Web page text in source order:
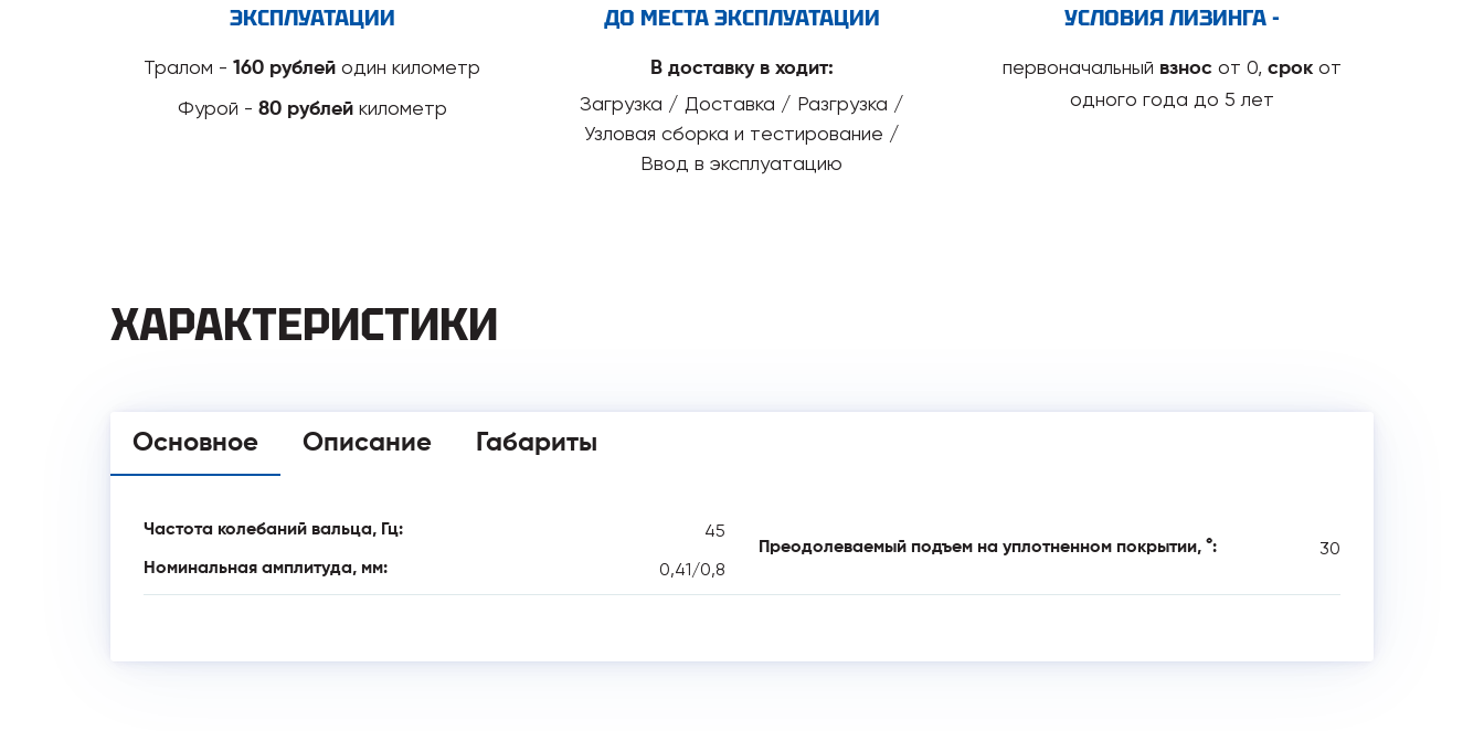
ЭКСПЛУАТАЦИИ
Тралом -160 рублей один километр
Фурой - 80 рублейкилометр
ДО МЕСТА ЭКСПЛУАТАЦИИ
В доставку в ходит:
Загрузка / Доставка / Разгрузка /
Узловая сборка и тестирование /
Ввод в эксплуатацию
УСЛОВИЯ ЛИЗИНГА -
первоначальный взнос от 0, срокот
одного года до 5 лет
ХАРАКТЕРИСТИКИ
Основное Описание Габариты
Частота колебаний вальца, Гц: 45
Номинальная амплитуда, мм: 0,41/0,8
Преодолеваемый подъем на уплотненном покрытии, °: 30